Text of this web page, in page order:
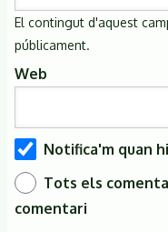
El contingut d'aquest
públicament.
Web
Notifica'm quan
Tots els
comentari